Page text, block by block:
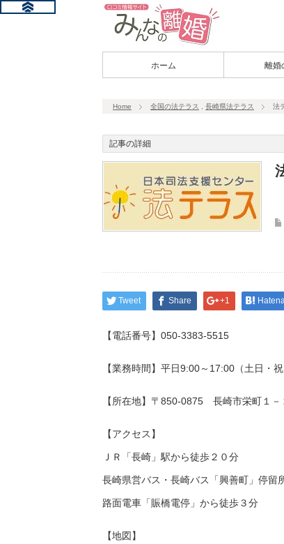
ホーム 離婚
Home 全国の法テラス 長崎県法テラス 法
記事の詳細
Tweet Share +1
【電話番号】050-3383-5515
【業務時間】平日9:00～17:00（土日・
【所在地】〒850-0875 長崎市栄町１
【アクセス】
ＪＲ「長崎」駅から徒歩２０分
長崎県営バス・長崎バス「興善町」停留
路面電車「賑橋電停」から徒歩３分
【地図】